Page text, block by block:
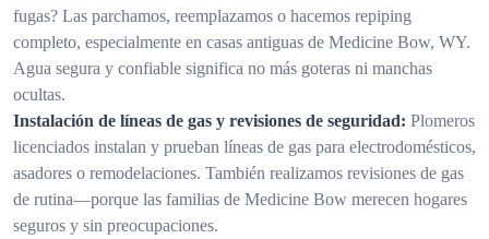
fugas? Las parchamos, reemplazamos o hacemos repiping
completo, especialmente en casas antiguas de Medicine Bow, WY.
Agua segura y confiable significa no más goteras ni manchas
ocultas.
Instalación de líneas de gas y revisiones de seguridad: Plomeros
licenciados instalan y prueban líneas de gas para electrodomésticos,
asadores o remodelaciones. También realizamos revisiones de gas
de rutina—porque las familias de Medicine Bow merecen hogares
seguros y sin preocupaciones.